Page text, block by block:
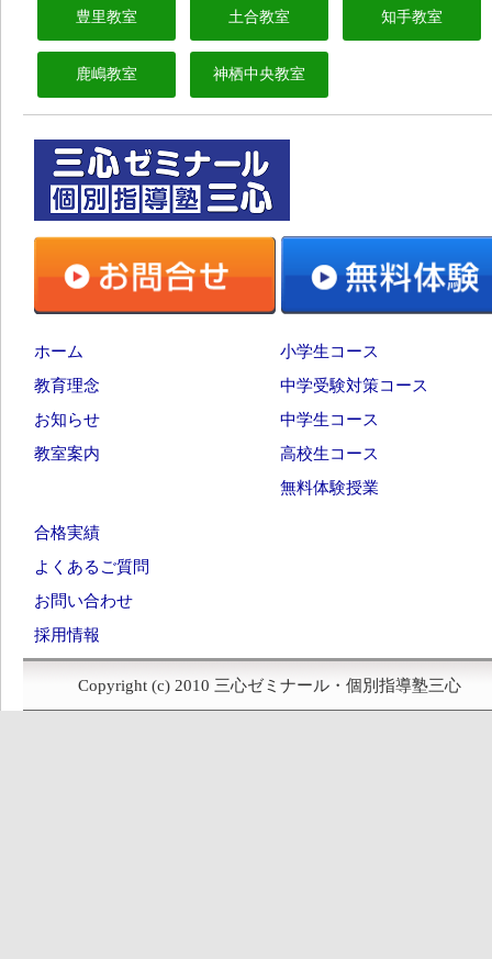
豊里教室 土合教室 知手教室
鹿嶋教室 神栖中央教室
ホーム
教育理念
お知らせ
教室案内
小学生コース
中学受験対策コース
中学生コース
高校生コース
無料体験授業
合格実績
よくあるご質問
お問い合わせ
採用情報
Copyright (c) 2010 三心ゼミナール・個別指導塾三心